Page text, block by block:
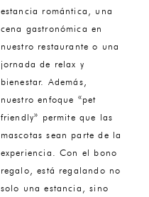
estancia romántica, una
cena gastronómica en
nuestro restaurante o una
jornada de relax y
bienestar. Además,
nuestro enfoque «pet
friendly» permite que las
mascotas sean parte de la
experiencia. Con el bono
regalo, está regalando no
solo una estancia, sino